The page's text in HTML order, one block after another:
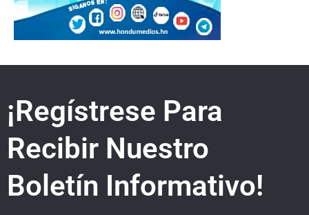
¡Regístrese Para
Recibir Nuestro
Boletín Informativo!